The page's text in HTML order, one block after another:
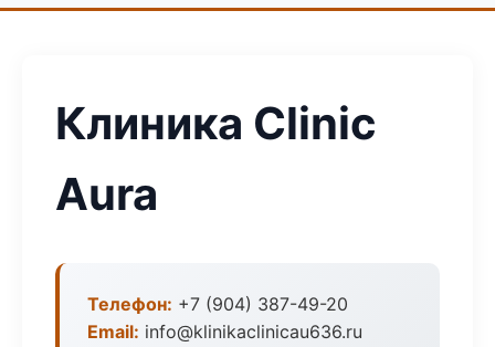
Клиника Clinic
Aura
Телефон: +7 (904) 387-49-20
Email: info@klinikaclinicau636.ru